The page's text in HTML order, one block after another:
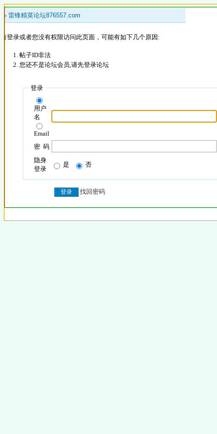
» 雷锋精英论坛876557.com
登录或者您没有权限访问此页面，可能有如下几个原因:
帖子ID非法
您还不是论坛会员,请先登录论坛
登录
用户
名
Email
密 码
隐身
登录
是 否
找回密码